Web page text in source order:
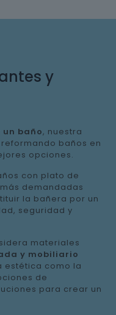
y
baño, nuestra
baños en
opciones.
con plato de
demandadas
la bañera por un
seguridad y
materiales
y mobiliario
estética como la
de
para crear un